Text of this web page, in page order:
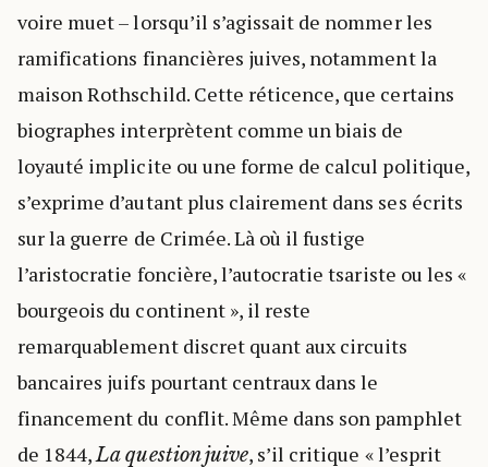
voire muet – lorsqu’il s’agissait de nommer les
ramifications financières juives, notamment la
maison Rothschild. Cette réticence, que certains
biographes interprètent comme un biais de
loyauté implicite ou une forme de calcul politique,
s’exprime d’autant plus clairement dans ses écrits
sur la guerre de Crimée. Là où il fustige
l’aristocratie foncière, l’autocratie tsariste ou les «
bourgeois du continent », il reste
remarquablement discret quant aux circuits
bancaires juifs pourtant centraux dans le
financement du conflit. Même dans son pamphlet
de 1844,La question juive, s’il critique « l’esprit